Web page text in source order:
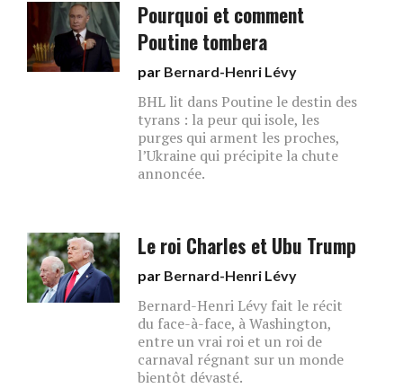
Pourquoi et comment
Poutine tombera
par Bernard-Henri Lévy
BHL lit dans Poutine le destin des
tyrans : la peur qui isole, les
purges qui arment les proches,
l’Ukraine qui précipite la chute
annoncée.
Le roi Charles et Ubu Trump
par Bernard-Henri Lévy
Bernard-Henri Lévy fait le récit
du face-à-face, à Washington,
entre un vrai roi et un roi de
carnaval régnant sur un monde
bientôt dévasté.